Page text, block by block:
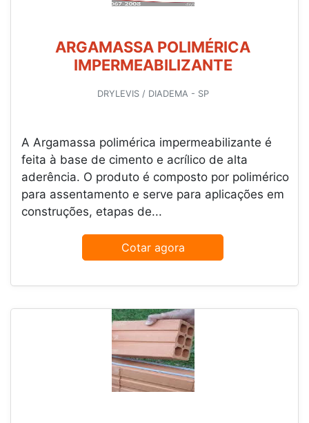
ARGAMASSA POLIMÉRICA
IMPERMEABILIZANTE
DRYLEVIS / DIADEMA - SP
A Argamassa polimérica impermeabilizante é
feita à base de cimento e acrílico de alta
aderência. O produto é composto por polimérico
para assentamento e serve para aplicações em
construções, etapas de...
Cotar agora